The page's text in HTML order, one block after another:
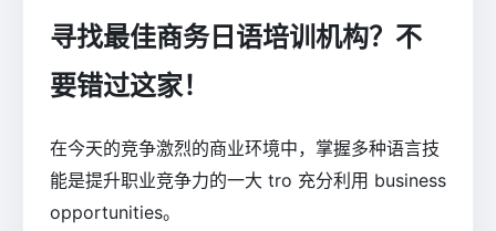
寻找最佳商务日语培训机构？不
要错过这家！
在今天的竞争激烈的商业环境中，掌握多种语言技
能是提升职业竞争力的一大 tro 充分利用 business
opportunities。